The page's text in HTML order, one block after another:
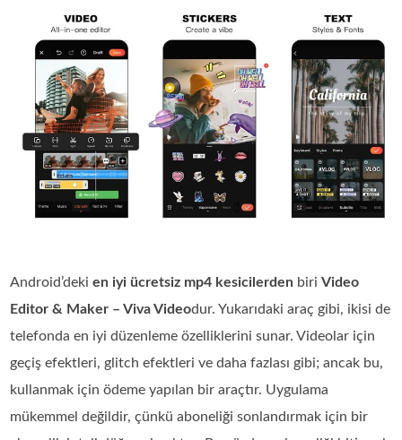
Android’dekien iyi ücretsiz mp4 kesicilerden biriVideo
Editor & Maker – Viva Videodur. Yukarıdaki araç gibi, ikisi de
telefonda en iyi düzenleme özelliklerini sunar. Videolar için
geçiş efektleri, glitch efektleri ve daha fazlası gibi; ancak bu,
kullanmak için ödeme yapılan bir araçtır. Uygulama
mükemmel değildir, çünkü aboneliği sonlandırmak için bir